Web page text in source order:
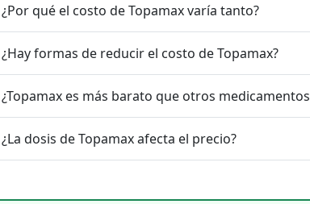
¿Por qué el costo de Topamax varía tanto?
¿Hay formas de reducir el costo de Topamax?
¿Topamax es más barato que otros
¿La dosis de Topamax afecta el precio?